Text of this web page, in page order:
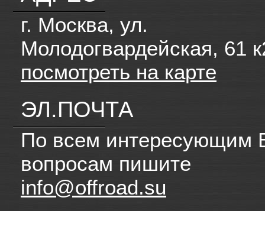
г. Москва, ул.
Молодогвардейская, 61
посмотреть на карте
ЭЛ.ПОЧТА
По всем интересующим
вопросам пишите
info@offroad.su